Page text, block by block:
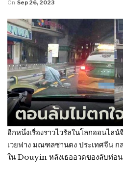
On Sep 26, 2023
อีกหนึ่งเรื่องราวไวรัลในโลกออนไล
เวยฟาง มณฑลซานตง ประเทศจีน ก
ใน Douyin หลังเธออวดของลับท่อ